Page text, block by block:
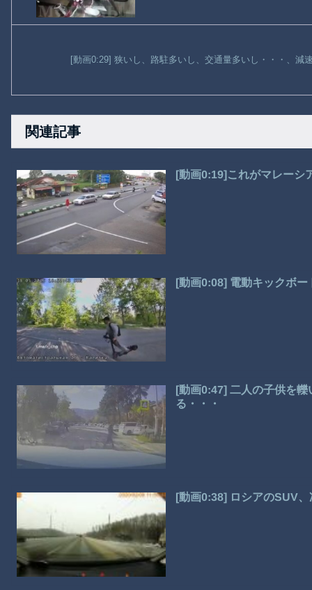
[動画0:29] 狭いし、路駐多いし、交通量多いし・・・、減
関連記事
[動画0:19]これがマレーシ
[動画0:08] 電動キックボ
[動画0:47] 二人の子供を
る・・・
[動画0:38] ロシアのSUV